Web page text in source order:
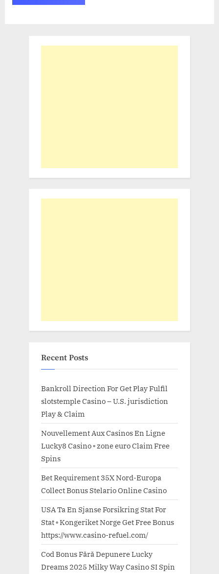
Recent Posts
Bankroll Direction For Get Play Fulfil
slotstemple Casino – U.S. jurisdiction
Play & Claim
Nouvellement Aux Casinos En Ligne
Lucky8 Casino ◦ zone euro Claim Free
Spins
Bet Requirement 35X Nord-Europa
Collect Bonus Stelario Online Casino
USA Ta En Sjanse Forsikring Stat For
Stat ◦ Kongeriket Norge Get Free Bonus
https://www.casino-refuel.com/
Cod Bonus Fără Depunere Lucky
Dreams 2025 Milky Way Casino SI Spin